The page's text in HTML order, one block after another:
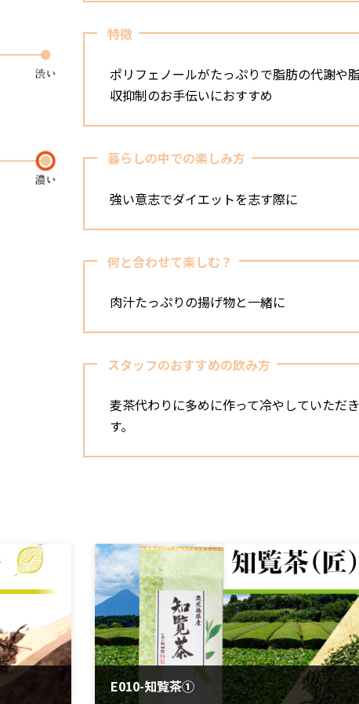
特徴
ポリフェノールがたっぷりで脂肪の代謝や
収抑制のお手伝いにおすすめ
暮らしの中での楽しみ方
強い意志でダイエットを志す際に
何と合わせて楽しむ？
肉汁たっぷりの揚げ物と一緒に
スタッフのおすすめの飲み方
麦茶代わりに多めに作って冷やしていただ
す。
E010-知覧茶①